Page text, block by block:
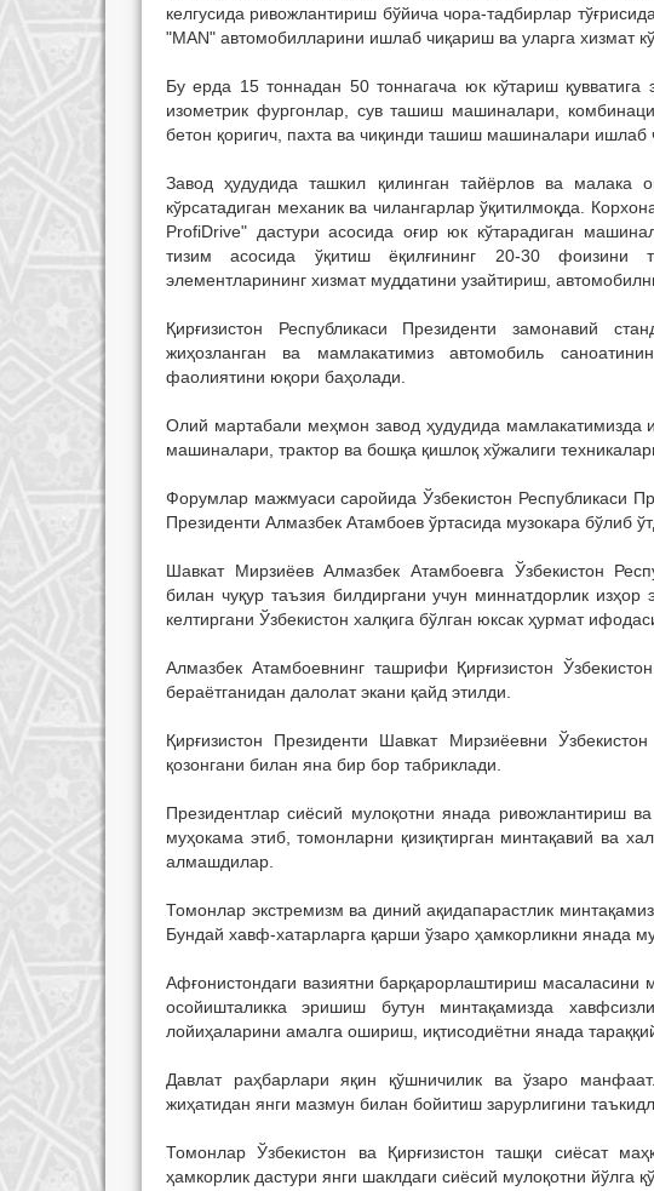
келгусида ривожлантириш бўйича чора-тадбирлар
"MAN" автомобилларини ишлаб чиқариш ва уларга хизмат
Бу ерда 15 тоннадан 50 тоннагача юк кўтариш
изометрик фургонлар, сув ташиш машиналари,
бетон қоригич, пахта ва чиқинди ташиш машиналари ишлаб
Завод ҳудудида ташкил қилинган тайёрлов ва малака
кўрсатадиган механик ва чилангарлар ўқитилмоқда.
ProfiDrive" дастури асосида оғир юк кўтарадиган
тизим асосида ўқитиш ёқилғининг 20-30 фоизини
элементларининг хизмат муддатини узайтириш,
Қирғизистон Республикаси Президенти замонавий
жиҳозланган ва мамлакатимиз автомобиль
фаолиятини юқори баҳолади.
Олий мартабали меҳмон завод ҳудудида мамлакатимизда
машиналари, трактор ва бошқа қишлоқ хўжалиги
Форумлар мажмуаси саройида Ўзбекистон Республикаси
Президенти Алмазбек Атамбоев ўртасида музокара бўлиб
Шавкат Мирзиёев Алмазбек Атамбоевга Ўзбекистон
билан чуқур таъзия билдиргани учун миннатдорлик
келтиргани Ўзбекистон халқига бўлган юксак ҳурмат
Алмазбек Атамбоевнинг ташрифи Қирғизистон
бераётганидан далолат экани қайд этилди.
Қирғизистон Президенти Шавкат Мирзиёевни
қозонгани билан яна бир бор табриклади.
Президентлар сиёсий мулоқотни янада ривожлантириш
муҳокама этиб, томонларни қизиқтирган минтақавий ва
алмашдилар.
Томонлар экстремизм ва диний ақидапарастлик
Бундай хавф-хатарларга қарши ўзаро ҳамкорликни янада
Афғонистондаги вазиятни барқарорлаштириш
осойишталикка эришиш бутун минтақамизда
лойиҳаларини амалга ошириш, иқтисодиётни янада
Давлат раҳбарлари яқин қўшничилик ва ўзаро
жиҳатидан янги мазмун билан бойитиш зарурлигини
Томонлар Ўзбекистон ва Қирғизистон ташқи сиёсат
ҳамкорлик дастури янги шаклдаги сиёсий мулоқотни йўлга